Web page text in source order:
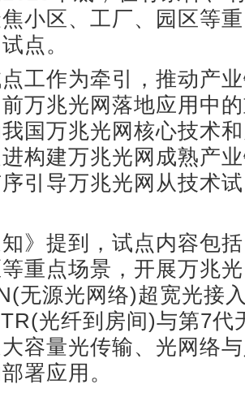
小区、工厂、园区等
点。
作为牵引，推动产业
万兆光网落地应用中
国万兆光网核心技术
构建万兆光网成熟产
引导万兆光网从技术
提到，试点内容包括
重点场景，开展万兆
无源光网络)超宽光接
光纤到房间)与第7代
容量光传输、光网络
署应用。